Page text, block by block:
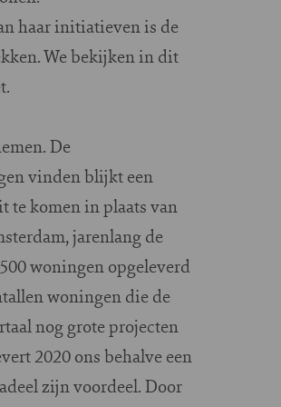
haar initiatieven is de
We bekijken in dit
De
vinden blijkt een
te komen in plaats van
jarenlang de
woningen opgeleverd
woningen die de
nog grote projecten
2020 ons behalve een
zijn voordeel. Door